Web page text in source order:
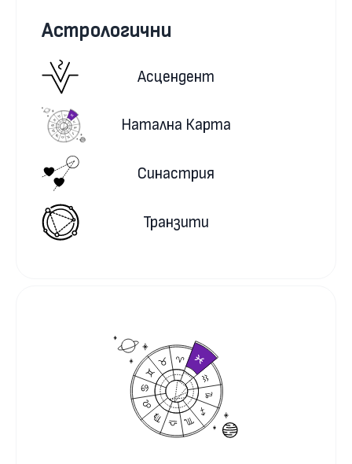
Астрологични
Асцендент
Натална Карта
Синастрия
Транзити